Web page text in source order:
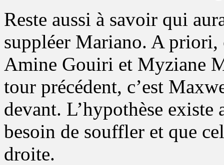
Reste aussi à savoir qui
suppléer Mariano. A priori,
Amine Gouiri et Myziane
tour précédent, c’est
devant. L’hypothèse existe
besoin de souffler et que
droite.